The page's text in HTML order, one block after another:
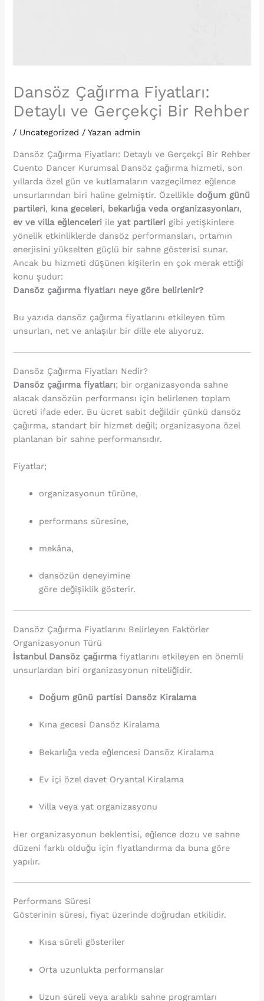
Dansöz Çağırma Fiyatları:
Detaylı ve Gerçekçi Bir Rehber
/ Uncategorized / Yazan admin
Dansöz Çağırma Fiyatları: Detaylı ve Gerçekçi Bir Rehber
Cuento Dancer Kurumsal Dansöz çağırma hizmeti, son
yıllarda özel gün ve kutlamaların vazgeçilmez eğlence
unsurlarından biri haline gelmiştir. Özellikle doğum günü
partileri, kına geceleri, bekarlığa veda organizasyonları,
ev ve villa eğlenceleri ileyat partileri gibi yetişkinlere
yönelik etkinliklerde dansöz performansları, ortamın
enerjisini yükselten güçlü bir sahne gösterisi sunar.
Ancak bu hizmeti düşünen kişilerin en çok merak ettiği
konu şudur:
Dansöz çağırma fiyatları neye göre belirlenir?
Bu yazıda dansöz çağırma fiyatlarını etkileyen tüm
unsurları, net ve anlaşılır bir dille ele alıyoruz.
Dansöz Çağırma Fiyatları Nedir?
Dansöz çağırma fiyatları; bir organizasyonda sahne
alacak dansözün performansı için belirlenen toplam
ücreti ifade eder. Bu ücret sabit değildir çünkü dansöz
çağırma, standart bir hizmet değil; organizasyona özel
planlanan bir sahne performansıdır.
Fiyatlar;
organizasyonun türüne,
performans süresine,
mekâna,
dansözün deneyimine
göre değişiklik gösterir.
Dansöz Çağırma Fiyatlarını Belirleyen Faktörler
Organizasyonun Türü
İstanbul Dansöz çağırmafiyatlarını etkileyen en önemli
unsurlardan biri organizasyonun niteliğidir.
Doğum günü partisi Dansöz Kiralama
Kına gecesi Dansöz Kiralama
Bekarlığa veda eğlencesi Dansöz Kiralama
Ev içi özel davet Oryantal Kiralama
Villa veya yat organizasyonu
Her organizasyonun beklentisi, eğlence dozu ve sahne
düzeni farklı olduğu için fiyatlandırma da buna göre
yapılır.
Performans Süresi
Gösterinin süresi, fiyat üzerinde doğrudan etkilidir.
Kısa süreli gösteriler
Orta uzunlukta performanslar
Uzun süreli veya aralıklı sahne programları